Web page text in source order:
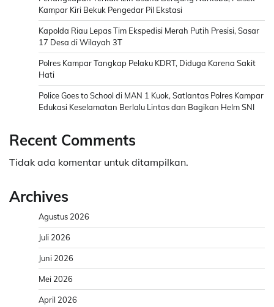
Kampar Kiri Bekuk Pengedar Pil Ekstasi
Kapolda Riau Lepas Tim Ekspedisi Merah Putih Presisi, Sasar
17 Desa di Wilayah 3T
Polres Kampar Tangkap Pelaku KDRT, Diduga Karena Sakit
Hati
Police Goes to School di MAN 1 Kuok, Satlantas Polres Kampar
Edukasi Keselamatan Berlalu Lintas dan Bagikan Helm SNI
Recent Comments
Tidak ada komentar untuk ditampilkan.
Archives
Agustus 2026
Juli 2026
Juni 2026
Mei 2026
April 2026